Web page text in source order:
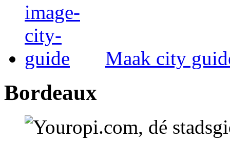
Maak city
Bordeaux